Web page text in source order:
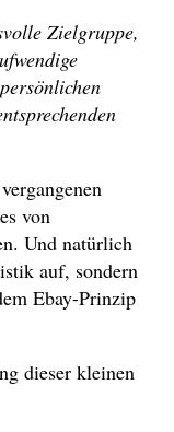
Zielgruppe,
von
Und natürlich
auf, sondern
Ebay-Prinzip
dieser kleinen